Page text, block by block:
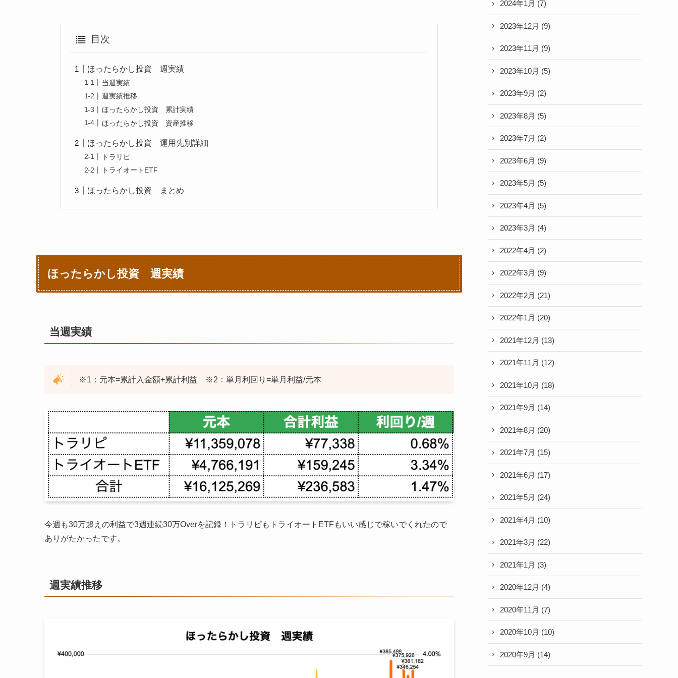
目次
ほったらかし投資 週実績
当週実績
週実績推移
ほったらかし投資 累計実績
ほったらかし投資 資産推移
ほったらかし投資 運用先別詳細
トラリピ
トライオートETF
ほったらかし投資 まとめ
ほったらかし投資 週実績
当週実績
※1：元本=累計入金額+累計利益 ※2：単月利回り=単月利益/元本
今週も30万超えの利益で3週連続30万Overを記録！トラリピもトライオートETFもいい感じで稼いでくれたので
ありがたかったです。
週実績推移
2024年1月 (7)
2023年12月 (9)
2023年11月 (9)
2023年10月 (5)
2023年9月 (2)
2023年8月 (5)
2023年7月 (2)
2023年6月 (9)
2023年5月 (5)
2023年4月 (5)
2023年3月 (4)
2022年4月 (2)
2022年3月 (9)
2022年2月 (21)
2022年1月 (20)
2021年12月 (13)
2021年11月 (12)
2021年10月 (18)
2021年9月 (14)
2021年8月 (20)
2021年7月 (15)
2021年6月 (17)
2021年5月 (24)
2021年4月 (10)
2021年3月 (22)
2021年1月 (3)
2020年12月 (4)
2020年11月 (7)
2020年10月 (10)
2020年9月 (14)